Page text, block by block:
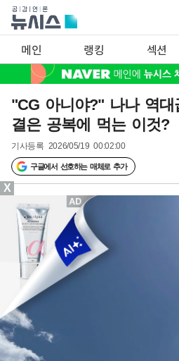
메인 랭킹 섹션
"CG 아니야?" 나나 역
결은 공복에 먹는 이것?
기사등록 2026/05/19 00:02:00
구글에서 선호하는 매체로 추가
X